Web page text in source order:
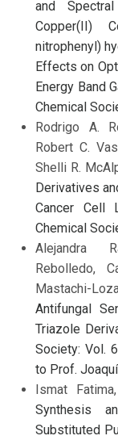
and
Copper(II)
nitrophenyl)
Effects on
Energy Band
Chemical
Rodrigo A.
Robert C.
Shelli R.
Derivatives
Cancer Cell
Chemical
Alejandra
Rebolledo,
Mastachi-
Antifungal
Triazole
Society: Vol.
to Prof.
Ismat
Synthesis
Substituted